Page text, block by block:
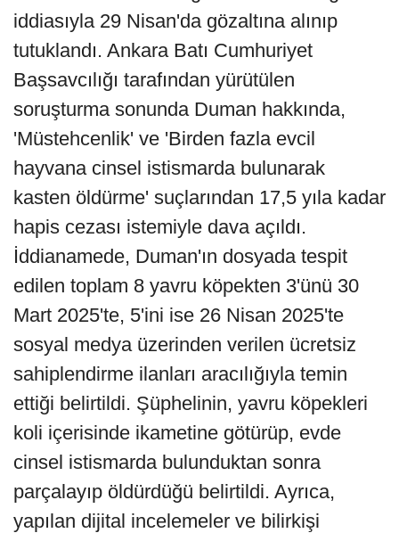
iddiasıyla 29 Nisan'da gözaltına alınıp
tutuklandı. Ankara Batı Cumhuriyet
Başsavcılığı tarafından yürütülen
soruşturma sonunda Duman hakkında,
'Müstehcenlik' ve 'Birden fazla evcil
hayvana cinsel istismarda bulunarak
kasten öldürme' suçlarından 17,5 yıla kadar
hapis cezası istemiyle dava açıldı.
İddianamede, Duman'ın dosyada tespit
edilen toplam 8 yavru köpekten 3'ünü 30
Mart 2025'te, 5'ini ise 26 Nisan 2025'te
sosyal medya üzerinden verilen ücretsiz
sahiplendirme ilanları aracılığıyla temin
ettiği belirtildi. Şüphelinin, yavru köpekleri
koli içerisinde ikametine götürüp, evde
cinsel istismarda bulunduktan sonra
parçalayıp öldürdüğü belirtildi. Ayrıca,
yapılan dijital incelemeler ve bilirkişi